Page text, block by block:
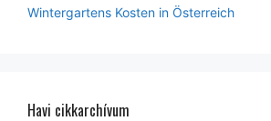
Wintergartens Kosten in Österreich
Havi cikkarchívum